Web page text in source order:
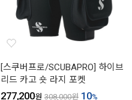
[스쿠버프로/SCUBAPRO] 하이브
리드 카고 숏 라지 포켓
277,200원 308,000원 10%